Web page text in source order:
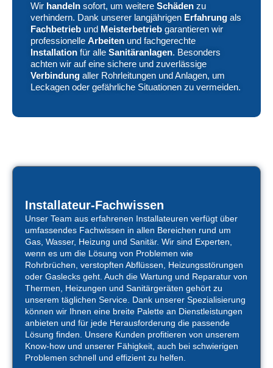
Wir handeln sofort, um weitere Schäden zu
verhindern. Dank unserer langjährigen Erfahrung als
Fachbetrieb und Meisterbetrieb garantieren wir
professionelle Arbeiten und fachgerechte
Installation für alle Sanitäranlagen. Besonders
achten wir auf eine sichere und zuverlässige
Verbindung aller Rohrleitungen und Anlagen, um
Leckagen oder gefährliche Situationen zu vermeiden.
Installateur-Fachwissen
Unser Team aus erfahrenen Installateuren verfügt über
umfassendes Fachwissen in allen Bereichen rund um
Gas, Wasser, Heizung und Sanitär. Wir sind Experten,
wenn es um die Lösung von Problemen wie
Rohrbrüchen, verstopften Abflüssen, Heizungsstörungen
oder Gaslecks geht. Auch die Wartung und Reparatur von
Thermen, Heizungen und Sanitärgeräten gehört zu
unserem täglichen Service. Dank unserer Spezialisierung
können wir Ihnen eine breite Palette an Dienstleistungen
anbieten und für jede Herausforderung die passende
Lösung finden. Unsere Kunden profitieren von unserem
Know-how und unserer Fähigkeit, auch bei schwierigen
Problemen schnell und effizient zu helfen.